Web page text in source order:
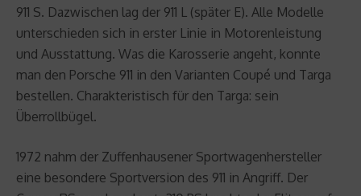
911 S. Dazwischen lag der 911 L (später E). Alle Modelle
unterschieden sich in erster Linie in Motorenleistung
und Ausstattung. Was die Karosserie angeht, konnte
man den Porsche 911 in den Varianten Coupé und Targa
bestellen. Charakteristisch für den Targa: sein
Überrollbügel.
1972 nahm der Zuffenhausener Sportwagenhersteller
eine besondere Sportversion des 911 in Angriff. Der